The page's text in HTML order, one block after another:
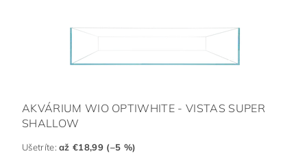
AKVÁRIUM WIO OPTIWHITE - VISTAS SUPER
SHALLOW
Ušetríte:až €18,99 (–5 %)